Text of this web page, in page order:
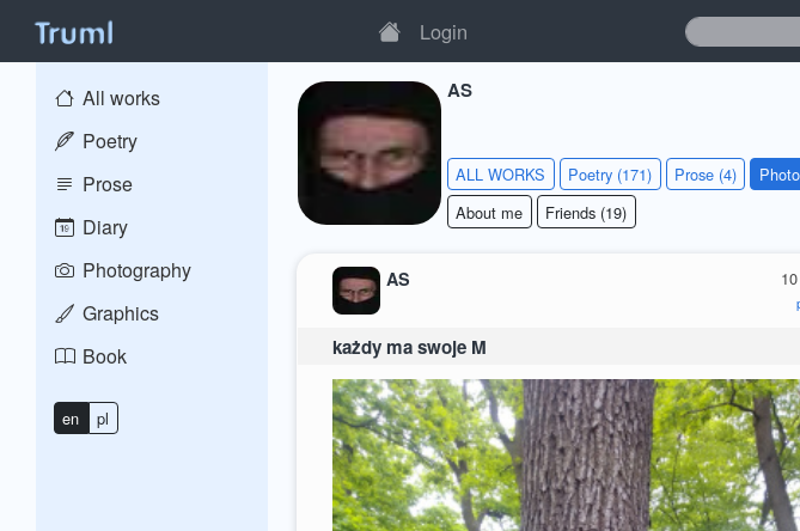
Login
All works
Poetry
Prose
Diary
Photography
Graphics
Book
en pl
AS
ALL WORKS Poetry (171) Prose (4)
About me
Friends (19)
AS
każdy ma swoje M